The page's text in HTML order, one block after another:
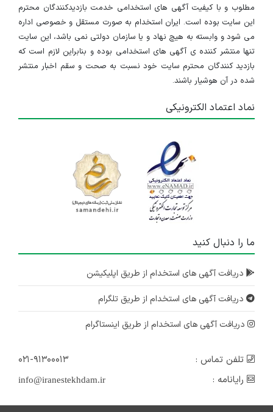
مطلوب و با کیفیت آگهی های استخدامی خدمت بازدیدکنندگان محترم
این سایت بوده است. ایران استخدام به صورت مستقل و خصوصی اداره
می شود و وابسته به هیچ نهاد و یا سازمان دولتی نمی باشد، این سایت
تنها منتشر کننده ی آگهی های استخدامی بوده و بنابراین لازم است که
بازدید کنندگان محترم سایت خود نسبت به صحت و سقم اخبار منتشر
شده در آن هوشیار باشند.
نماد اعتماد الکترونیکی
ما را دنبال کنید
دریافت آگهی های استخدام از طریق اپلیکیشن
دریافت آگهی های استخدام از طریق تلگرام
دریافت آگهی های استخدام از طریق اینستاگرام
تلفن تماس :
۰۲۱-۹۱۳۰۰۰۱۳
رایانامه :
info@iranestekhdam.ir